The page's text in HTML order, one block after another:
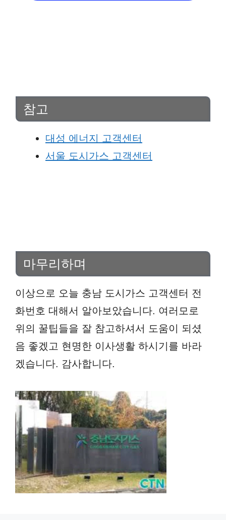
참고
대성 에너지 고객센터
서울 도시가스 고객센터
마무리하며
이상으로 오늘 충남 도시가스 고객센터 전
화번호 대해서 알아보았습니다. 여러모로
위의 꿀팁들을 잘 참고하셔서 도움이 되셨
음 좋겠고 현명한 이사생활 하시기를 바라
겠습니다. 감사합니다.